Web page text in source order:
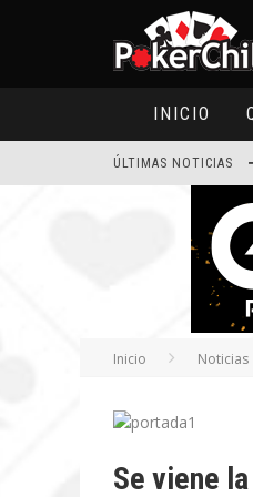
INICIO
ÚLTIMAS NOTICIAS
Inicio Noticias
Se viene